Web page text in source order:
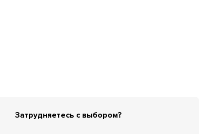
Затрудняетесь с выбором?